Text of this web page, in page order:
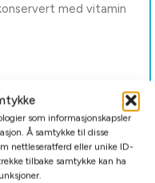
som informasjonskapsler
Å samtykke til disse
nettleseratferd eller unike ID-
tilbake samtykke kan ha
med vitamin
%
1 %